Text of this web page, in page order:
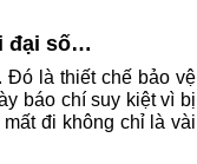
đại số…
Đó là thiết chế bảo vệ
báo chí suy kiệt vì bị
đi không chỉ là vài